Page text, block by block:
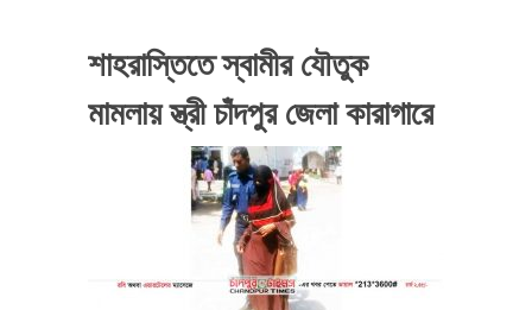
শাহরাস্তিতে স্বামীর যৌতুক
মামলায় স্ত্রী চাঁদপুর জেলা কারাগারে